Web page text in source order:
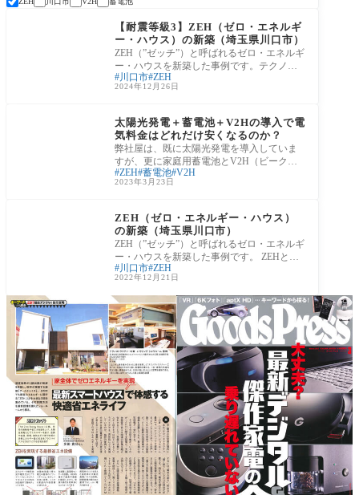
新築住宅の施工事例
【耐震等級3】ZEH（ゼロ・エネルギ
ー・ハウス）の新築（埼玉県川口市）
ZEH（”ゼッチ”）と呼ばれるゼロ・エネルギ
ー・ハウスを新築した事例です。テクノス
トラクチャーを採用しているため耐震性に
も優
川口市 ZEH
2024年12月26日
太陽光発電＋蓄電池＋V2Hの導入で電
気料金はどれだけ安くなるのか？
弊社屋は、既に太陽光発電を導入していま
すが、更に家庭用蓄電池とV2H（ビークル
トゥーホーム）を導入し、発電した電気を
垂れ流す
ZEH 蓄電池 V2H
2023年3月23日
ZEH（ゼロ・エネルギー・ハウス）
の新築（埼玉県川口市）
ZEH（”ゼッチ”）と呼ばれるゼロ・エネルギ
ー・ハウスを新築した事例です。 ZEHと
は、次のような住宅を指します。 高断熱で
エネル
川口市 ZEH
2022年12月21日